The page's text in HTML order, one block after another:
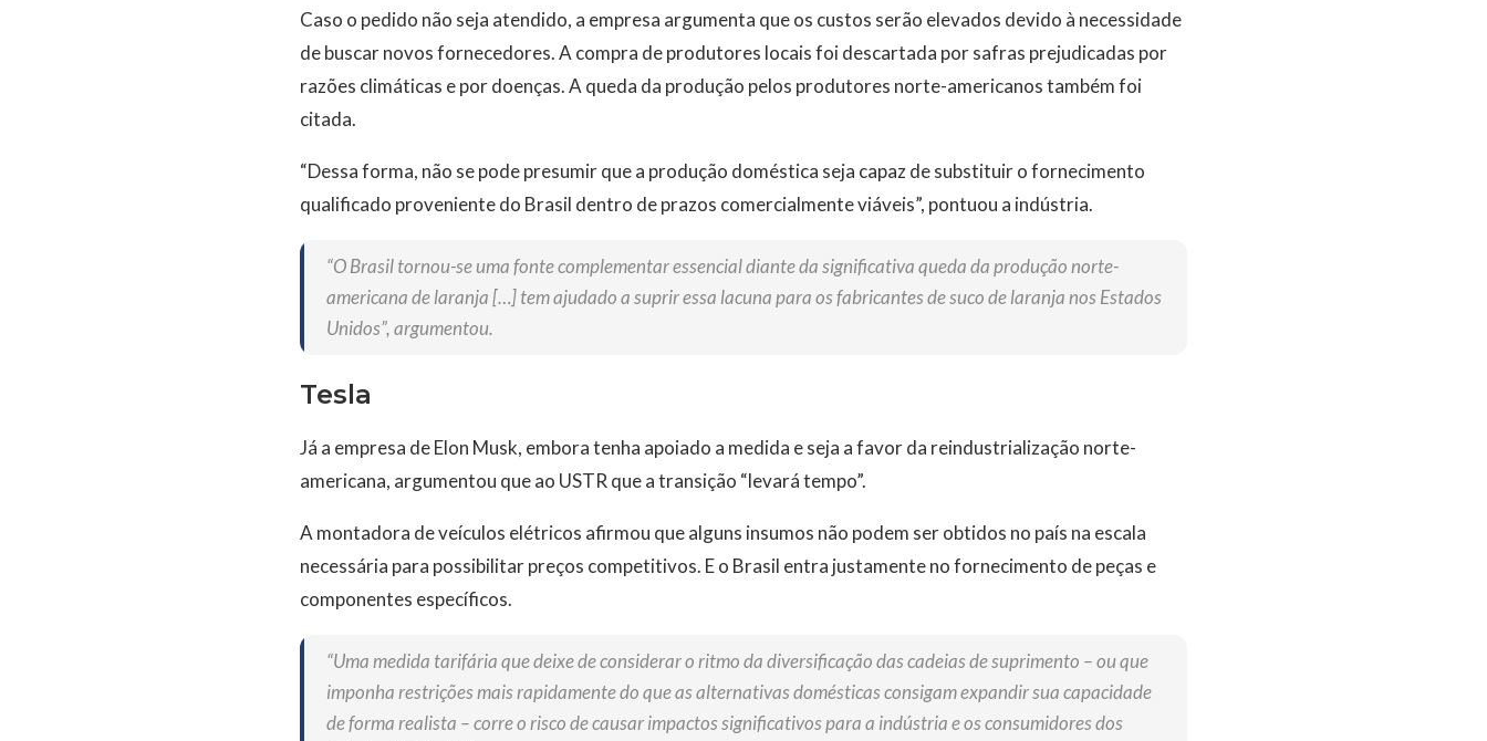
Caso o pedido não seja atendido, a empresa argumenta que os custos serão elevados devido à necessidade
de buscar novos fornecedores. A compra de produtores locais foi descartada por safras prejudicadas por
razões climáticas e por doenças. A queda da produção pelos produtores norte-americanos também foi
citada.
“Dessa forma, não se pode presumir que a produção doméstica seja capaz de substituir o fornecimento
qualificado proveniente do Brasil dentro de prazos comercialmente viáveis”, pontuou a indústria.
“O Brasil tornou-se uma fonte complementar essencial diante da significativa queda da produção norte-
americana de laranja […] tem ajudado a suprir essa lacuna para os fabricantes de suco de laranja nos Estados
Unidos”, argumentou.
Tesla
Já a empresa de Elon Musk, embora tenha apoiado a medida e seja a favor da reindustrialização norte-
americana, argumentou que ao USTR que a transição “levará tempo”.
A montadora de veículos elétricos afirmou que alguns insumos não podem ser obtidos no país na escala
necessária para possibilitar preços competitivos. E o Brasil entra justamente no fornecimento de peças e
componentes específicos.
“Uma medida tarifária que deixe de considerar o ritmo da diversificação das cadeias de suprimento – ou que
imponha restrições mais rapidamente do que as alternativas domésticas consigam expandir sua capacidade
de forma realista – corre o risco de causar impactos significativos para a indústria e os consumidores dos